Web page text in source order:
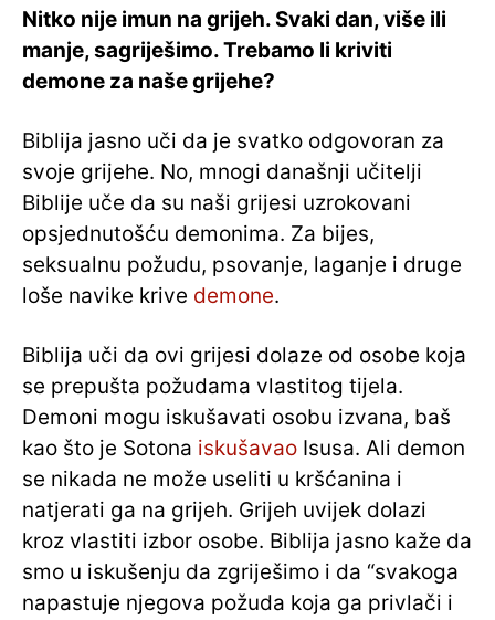
Nitko nije imun na grijeh. Svaki dan, više ili
manje, sagriješimo. Trebamo li kriviti
demone za naše grijehe?
Biblija jasno uči da je svatko odgovoran za
svoje grijehe. No, mnogi današnji učitelji
Biblije uče da su naši grijesi uzrokovani
opsjednutošću demonima. Za bijes,
seksualnu požudu, psovanje, laganje i druge
loše navike krive demone.
Biblija uči da ovi grijesi dolaze od osobe koja
se prepušta požudama vlastitog tijela.
Demoni mogu iskušavati osobu izvana, baš
kao što je Sotona iskušavao Isusa. Ali demon
se nikada ne može useliti u kršćanina i
natjerati ga na grijeh. Grijeh uvijek dolazi
kroz vlastiti izbor osobe. Biblija jasno kaže da
smo u iskušenju da zgriješimo i da “svakoga
napastuje njegova požuda koja ga privlači i